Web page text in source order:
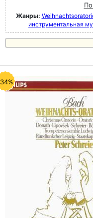
Жанры:
инструментальная